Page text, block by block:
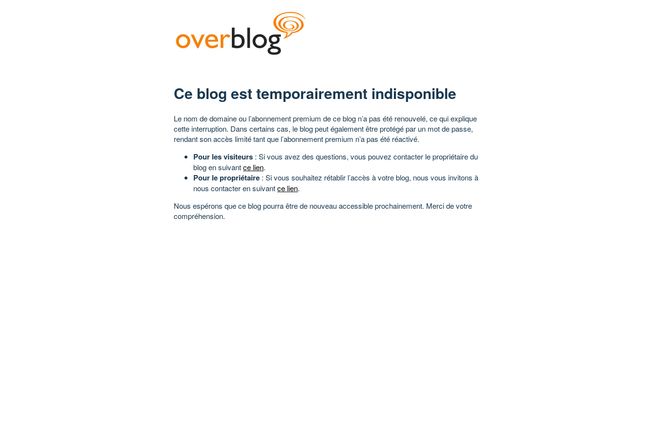
Ce blog est temporairement indisponible
Le nom de domaine ou l’abonnement premium de ce blog n’a pas été renouvelé, ce qui explique
cette interruption. Dans certains cas, le blog peut également être protégé par un mot de passe,
rendant son accès limité tant que l’abonnement premium n’a pas été réactivé.
Pour les visiteurs : Si vous avez des questions, vous pouvez contacter le propriétaire du
blog en suivantce lien.
Pour le propriétaire : Si vous souhaitez rétablir l’accès à votre blog, nous vous invitons à
nous contacter en suivantce lien.
Nous espérons que ce blog pourra être de nouveau accessible prochainement. Merci de votre
compréhension.